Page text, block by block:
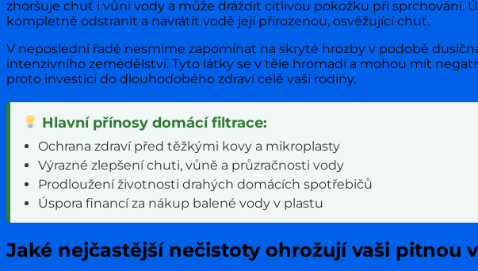
zhoršuje chuť i vůni vody a může dráždit citlivou pokožku při sprchování.
kompletně odstranit a navrátit vodě její přirozenou, osvěžující chuť.
V neposlední řadě nesmíme zapomínat na skryté hrozby v podobě
intenzivního zemědělství. Tyto látky se v těle hromadí a mohou mít
proto investicí do dlouhodobého zdraví celé vaší rodiny.
Hlavní přínosy domácí filtrace:
Ochrana zdraví před těžkými kovy a mikroplasty
Výrazné zlepšení chuti, vůně a průzračnosti vody
Prodloužení životnosti drahých domácích spotřebičů
Úspora financí za nákup balené vody v plastu
Jaké nejčastější nečistoty ohrožují vaši pitnou